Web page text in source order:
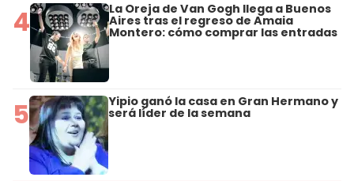
4 La Oreja de Van Gogh llega a Buenos
Aires tras el regreso de Amaia
Montero: cómo comprar las entradas
5 Yipio ganó la casa en Gran Hermano y
será líder de la semana